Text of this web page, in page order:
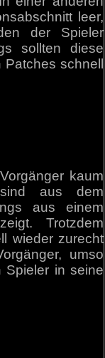
leer,
der Spieler
sollten diese
schnell
kaum
aus dem
aus einem
Trotzdem
wieder zurecht
umso
Spieler in seine